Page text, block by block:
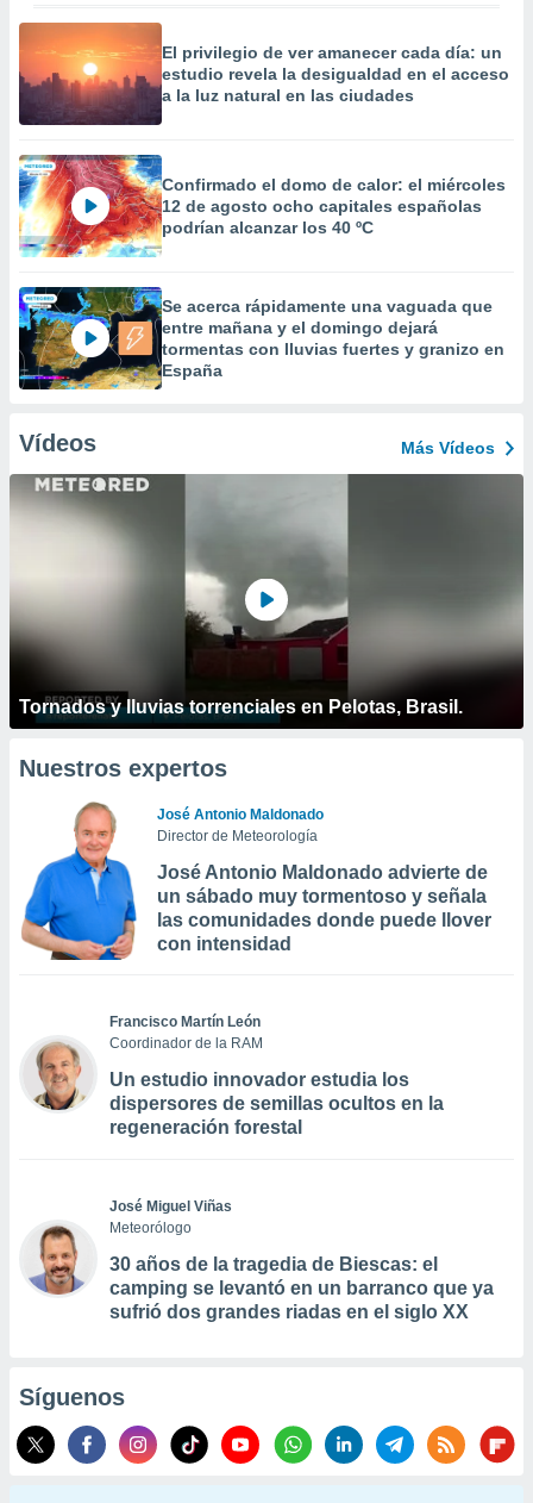
El privilegio de ver amanecer cada día: un
estudio revela la desigualdad en el acceso
a la luz natural en las ciudades
Confirmado el domo de calor: el miércoles
12 de agosto ocho capitales españolas
podrían alcanzar los 40 ºC
Se acerca rápidamente una vaguada que
entre mañana y el domingo dejará
tormentas con lluvias fuertes y granizo en
España
Vídeos Más Vídeos
Tornados y lluvias torrenciales en Pelotas, Brasil.
Nuestros expertos
José Antonio Maldonado
Director de Meteorología
José Antonio Maldonado advierte de
un sábado muy tormentoso y señala
las comunidades donde puede llover
con intensidad
Francisco Martín León
Coordinador de la RAM
Un estudio innovador estudia los
dispersores de semillas ocultos en la
regeneración forestal
José Miguel Viñas
Meteorólogo
30 años de la tragedia de Biescas: el
camping se levantó en un barranco que ya
sufrió dos grandes riadas en el siglo XX
Síguenos